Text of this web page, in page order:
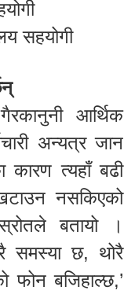
सहयोगी
आर्थिक
अन्यत्र जान
कारण त्यहाँ बढी
नसकिएको
बतायो ।
समस्या छ, थोरै
फोन बजिहाल्छ,’